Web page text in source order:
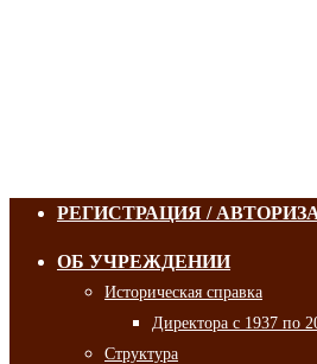
РЕГИСТРАЦИЯ /
ОБ УЧРЕЖДЕНИИ
Историческая справка
Директора с 1937 по
Структура